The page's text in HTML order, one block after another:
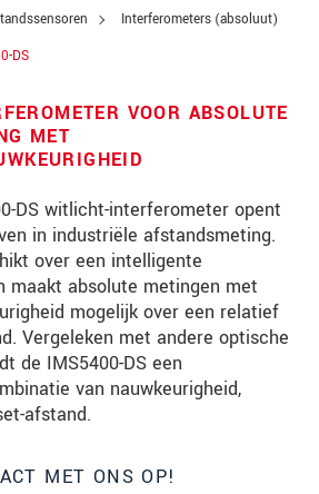
Interferometers (absoluut)
DS
VOOR ABSOLUTE
MET
DS witlicht-interferometer opent
in industriële afstandsmeting.
over een intelligente
maakt absolute metingen met
mogelijk over een relatief
Vergeleken met andere optische
de IMS5400-DS een
van nauwkeurigheid,
afstand.
MET ONS OP!
de hoogte van
via e-mail.